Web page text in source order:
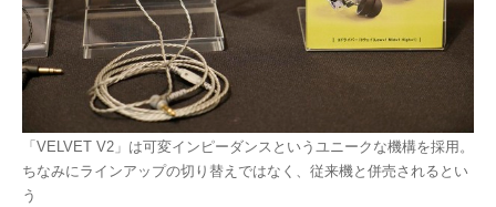
「VELVET V2」は可変インピーダンスというユニークな機構を採用。
ちなみにラインアップの切り替えではなく、従来機と併売されるとい
う